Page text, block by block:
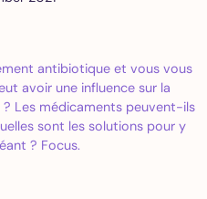
antibiotique et vous vous
avoir une influence sur la
Les médicaments peuvent-ils
sont les solutions pour y
? Focus.